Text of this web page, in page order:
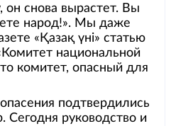
он снова вырастет. Вы
народ!». Мы даже
«Қазақ үні» статью
национальной
комитет, опасный для
подтвердились
Сегодня руководство и